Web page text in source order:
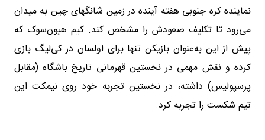
نماینده کره جنوبی هفته آینده در زمین شانگهای چین به میدان
می‌رود تا تکلیف صعودش را مشخص کند. کیم هیون‌سوک که
پیش از این به‌عنوان بازیکن تنها برای اولسان در کی‌لیگ بازی
کرده و نقش مهمی در نخستین قهرمانی تاریخ باشگاه (مقابل
پرسپولیس) داشته، در نخستین تجربه خود روی نیمکت این
تیم شکست را تجربه کرد.